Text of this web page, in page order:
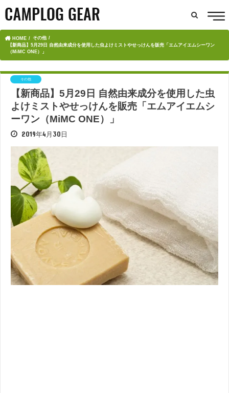
HOME
その他
【新商品】5月29日 自然由来成分を使用した虫よけミストやせっけんを販売「エムアイエムシーワン
（MiMC ONE）」
その他
【新商品】5月29日 自然由来成分を使用した虫
よけミストやせっけんを販売「エムアイエムシ
ーワン（MiMC ONE）」
2019年4月30日